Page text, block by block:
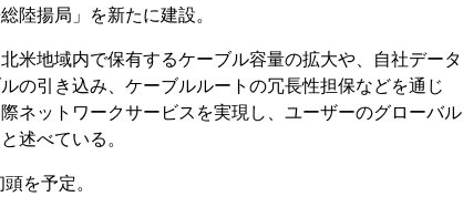
陸揚局」を新たに建設。
米地域内で保有するケーブル容量の拡大や、自社データ
の引き込み、ケーブルルートの冗長性担保などを通じ
ネットワークサービスを実現し、ユーザーのグローバル
述べている。
を予定。